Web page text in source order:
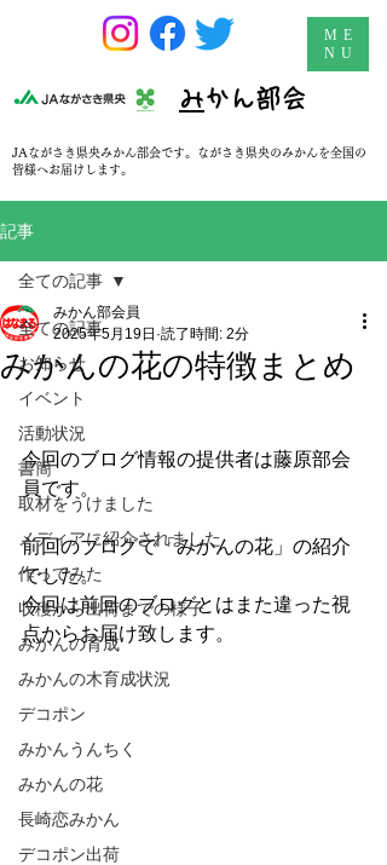
​みかん部会
ME
NU
JAながさき県央みかん部会です。ながさき県央のみかんを全国の
皆様へお届けします。
記事
全ての記事
お知らせ
イベント
活動状況
書簡
取材をうけました
メディアに紹介されました
作ってみた
収穫から出荷までの様子
みかんの育成
みかんの木育成状況
デコポン
みかんうんちく
みかんの花
長崎恋みかん
デコポン出荷
全ての記事
みかんの花の特徴まとめ
みかん部会員
2025年5月19日 読了時間: 2分
今回のブログ情報の提供者は藤原部会
員です。
前回のブログで「みかんの花」の紹介
でした。
今回は前回のブログとはまた違った視
点からお届け致します。